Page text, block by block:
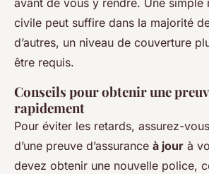
avant de vous y rendre. Une simple
civile peut suffire dans la majorité
d’autres, un niveau de couverture
être requis.
Conseils pour obtenir une
rapidement
Pour éviter les retards, assurez-
d’une preuve d’assurance à jour à
devez obtenir une nouvelle police,